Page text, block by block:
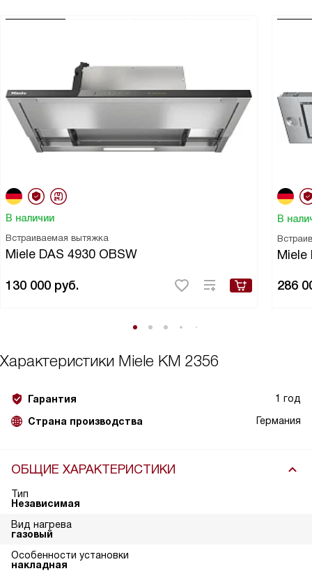
В наличии
Встраиваемая вытяжка
Miele DAS 4930 OBSW
130 000 руб.
В
Miele
286
Характеристики Miele KM 2356
Гарантия 1 год
Страна производства Германия
ОБЩИЕ ХАРАКТЕРИСТИКИ
Тип
Независимая
Вид нагрева
газовый
Особенности установки
накладная